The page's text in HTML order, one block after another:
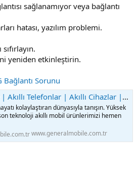
sağlanamıyor veya bağlantı
hatası, yazılım problemi.
yeniden etkinleştirin.
Bağlantı Sorunu
Telefonlar | Akıllı Cihazlar | Genişbant Çözümleri
kolaylaştıran dünyasıyla tanışın. Yüksek
teknoloji akıllı mobil ürünlerimizi hemen
www.generalmobile.com.tr